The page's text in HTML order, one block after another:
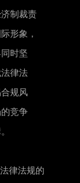
制裁责
形象，
时坚
律法
规风
竞争
律法规的